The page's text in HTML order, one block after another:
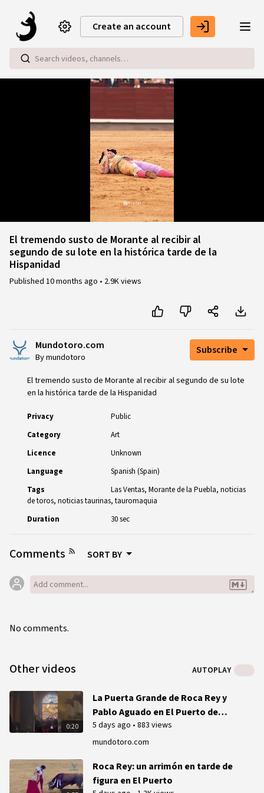
Create an account
Loaded:
60.62%
El tremendo susto de Morante al recibir al
segundo de su lote en la histórica tarde de la
Hispanidad
Published 10 months ago • 2.9K views
Mundotoro.com
By mundotoro
Subscribe
El tremendo susto de Morante al recibir al segundo de su lote
en la histórica tarde de la Hispanidad
Privacy
Public
Category
Art
Licence
Unknown
Language
Spanish (Spain)
Tags
Las Ventas Morante de la Puebla noticias
de toros noticias taurinas tauromaquia
Duration
30 sec
Comments SORT BY
No comments.
Other videos AUTOPLAY
0:20
mundotoro.com
La Puerta Grande de Roca Rey y
Pablo Aguado en El Puerto de
Santa María
5 days ago • 883 views
Roca Rey: un arrimón en tarde de
figura en El Puerto